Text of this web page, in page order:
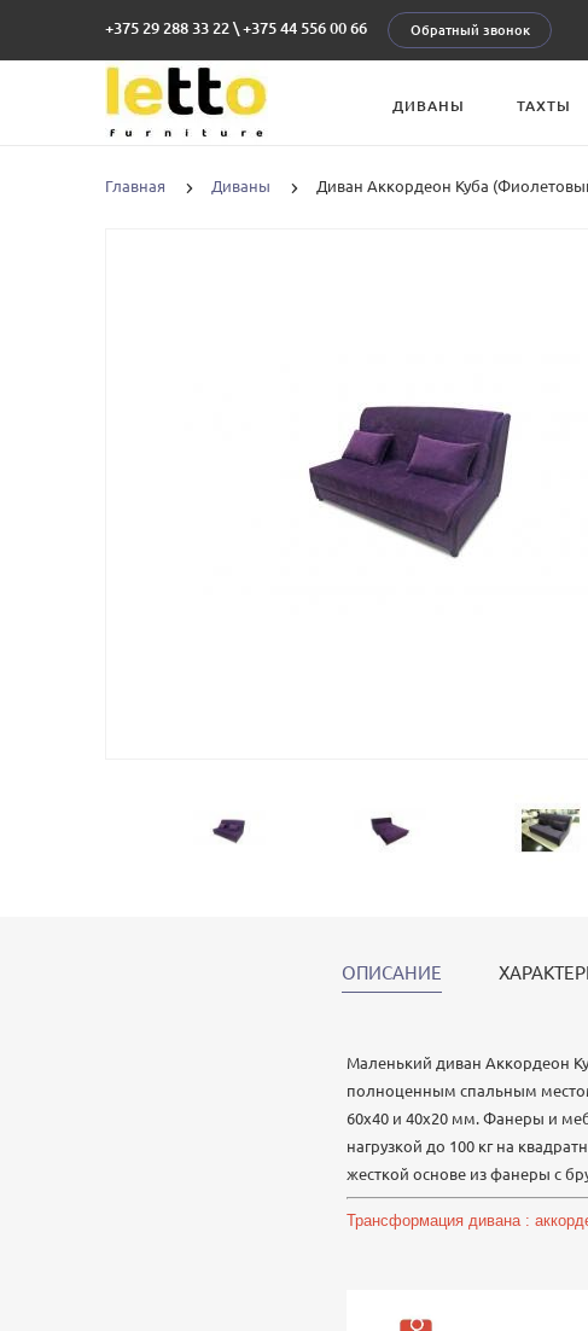
+375 29 288 33 22 \ +375 44 556 00 66 Обратный звонок
ДИВАНЫ ТАХТЫ
Главная Диваны Диван Аккордеон Куба
ОПИСАНИЕ
Маленький диван Аккордеон
полноценным спальным местом
60х40 и 40х20 мм. Фанеры и
нагрузкой до 100 кг на
жесткой основе из фанеры с
Трансформация дивана :